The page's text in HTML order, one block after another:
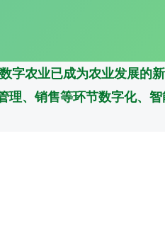
字农业已成为农业发展的
理、销售等环节数字化、